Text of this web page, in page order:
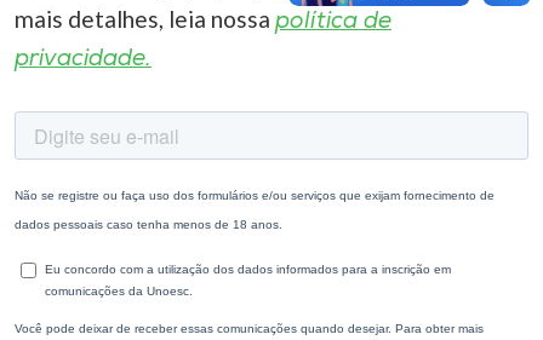
mais detalhes, leia nossa política de
privacidade.